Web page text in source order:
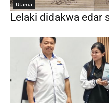
Utama
Lelaki didakwa edar